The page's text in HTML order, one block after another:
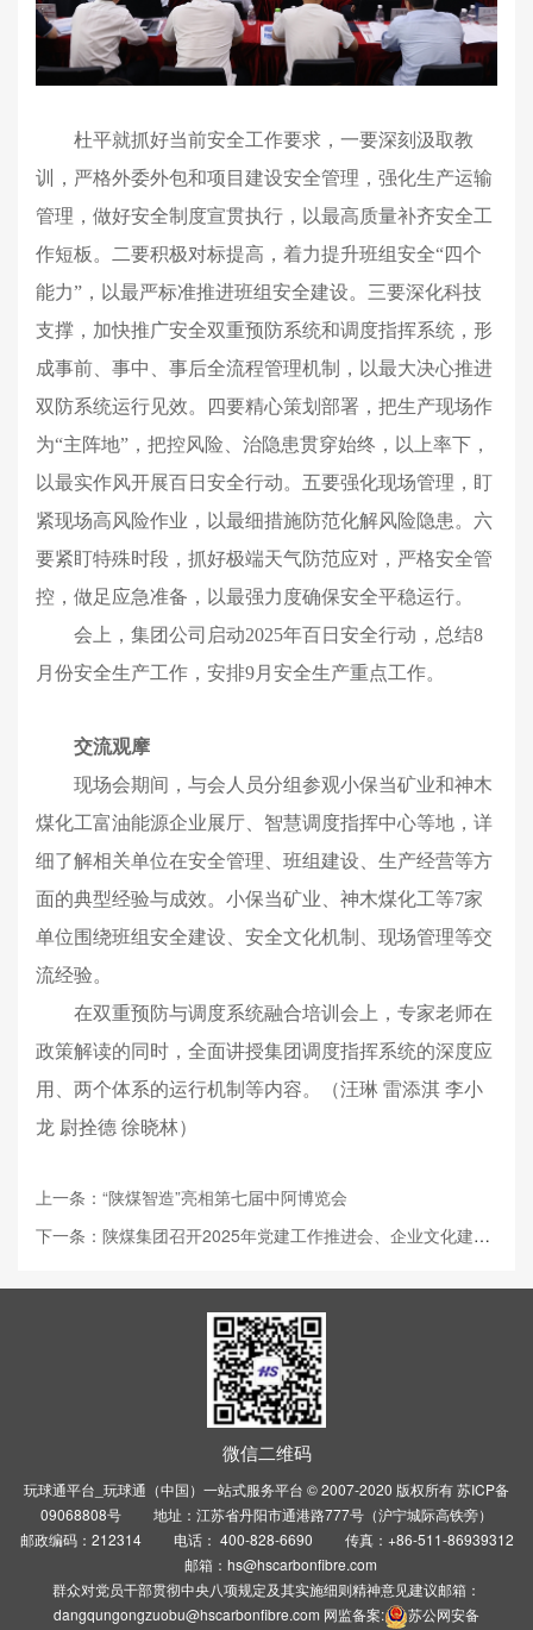
杜平就抓好当前安全工作要求，一要深刻汲取教
训，严格外委外包和项目建设安全管理，强化生产运输
管理，做好安全制度宣贯执行，以最高质量补齐安全工
作短板。二要积极对标提高，着力提升班组安全“四个
能力”，以最严标准推进班组安全建设。三要深化科技
支撑，加快推广安全双重预防系统和调度指挥系统，形
成事前、事中、事后全流程管理机制，以最大决心推进
双防系统运行见效。四要精心策划部署，把生产现场作
为“主阵地”，把控风险、治隐患贯穿始终，以上率下，
以最实作风开展百日安全行动。五要强化现场管理，盯
紧现场高风险作业，以最细措施防范化解风险隐患。六
要紧盯特殊时段，抓好极端天气防范应对，严格安全管
控，做足应急准备，以最强力度确保安全平稳运行。
会上，集团公司启动2025年百日安全行动，总结8
月份安全生产工作，安排9月安全生产重点工作。
交流观摩
现场会期间，与会人员分组参观小保当矿业和神木
煤化工富油能源企业展厅、智慧调度指挥中心等地，详
细了解相关单位在安全管理、班组建设、生产经营等方
面的典型经验与成效。小保当矿业、神木煤化工等7家
单位围绕班组安全建设、安全文化机制、现场管理等交
流经验。
在双重预防与调度系统融合培训会上，专家老师在
政策解读的同时，全面讲授集团调度指挥系统的深度应
用、两个体系的运行机制等内容。（汪琳 雷添淇 李小
龙 尉拴德 徐晓林）
上一条：“陕煤智造”亮相第七届中阿博览会
下一条：陕煤集团召开2025年党建工作推进会、企业文化建设现场会暨职工作协三...
微信二维码
玩球通平台_玩球通（中国）一站式服务平台 © 2007-2020 版权所有苏ICP备
09068808号 地址：江苏省丹阳市通港路777号（沪宁城际高铁旁）
邮政编码：212314 电话： 400-828-6690 传真：+86-511-86939312
邮箱：hs@hscarbonfibre.com
群众对党员干部贯彻中央八项规定及其实施细则精神意见建议邮箱：
dangqungongzuobu@hscarbonfibre.com 网监备案:
苏公网安备